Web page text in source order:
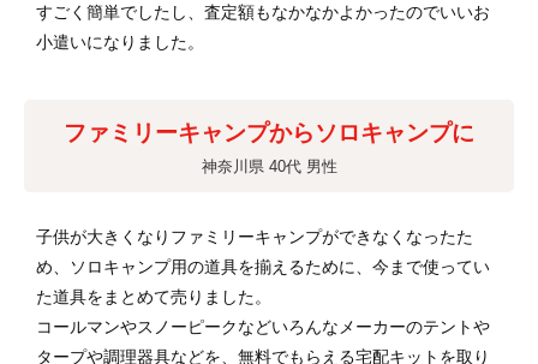
すごく簡単でしたし、査定額もなかなかよかったのでいいお
小遣いになりました。
ファミリーキャンプからソロキャンプに
神奈川県 40代 男性
子供が大きくなりファミリーキャンプができなくなったた
め、ソロキャンプ用の道具を揃えるために、今まで使ってい
た道具をまとめて売りました。
コールマンやスノーピークなどいろんなメーカーのテントや
タープや調理器具などを、無料でもらえる宅配キットを取り